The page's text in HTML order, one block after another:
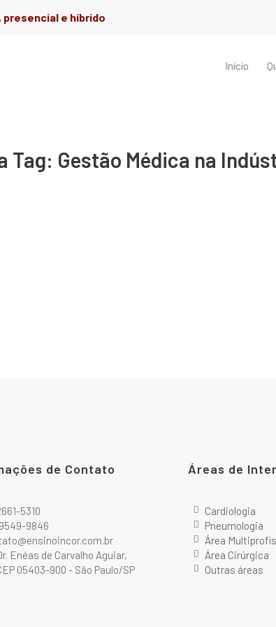
presencial e híbrido
Início
Tag: Gestão Médica na
de Contato
5310
9846
Enéas de Carvalho Aguiar,
05403-900 - São Paulo/SP
Áreas de
Cardiologia
Pneumologia
Área
Área Cirúrgica
Outras áreas